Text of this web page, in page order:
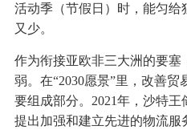
活动季（节假日）时，能匀给
又少。
作为衔接亚欧非三大洲的要
弱。在“2030愿景”里，改善
要组成部分。2021年，沙特王
提出加强和建立先进的物流服